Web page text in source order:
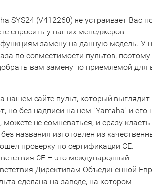
SYS24 (V412260) не устраивает Вас
спросить у наших менеджеров
замену на данную модель. У
по совместимости пультов,
вам замену по приемлемой для
нашем сайте пульт, который выглядит
но без надписи на нем "Yamaha" и его
можете не сомневаться, и сразу класть
названия изготовлен из
проверку по сертификации CE.
СЕ – это международный
Директивам Объединенной
сделана на заводе, на котором